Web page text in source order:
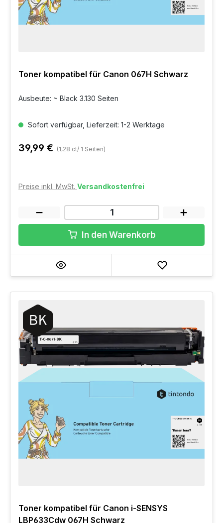
Toner kompatibel für Canon 067H Schwarz
Ausbeute: ~ Black 3.130 Seiten
Sofort verfügbar, Lieferzeit: 1-2 Werktage
39,99 € (1,28 ct/ 1 Seiten)
Preise inkl. MwSt. Versandkostenfrei
In den Warenkorb
Toner kompatibel für Canon i-SENSYS
LBP633Cdw 067H Schwarz